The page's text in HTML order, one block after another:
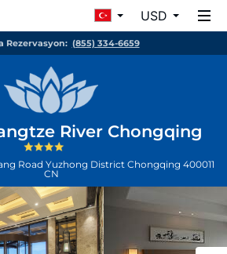
USD
Rezervasyon: (855) 334-6659
River Chongqing
Road Yuzhong District Chongqing 400011
CN